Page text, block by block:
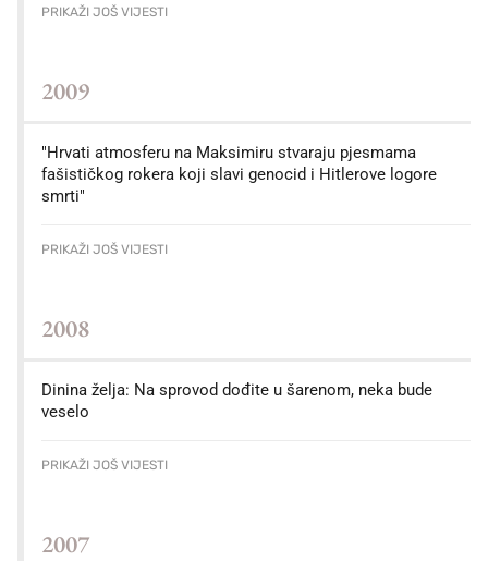
PRIKAŽI JOŠ VIJESTI
2009
"Hrvati atmosferu na Maksimiru stvaraju pjesmama
fašističkog rokera koji slavi genocid i Hitlerove logore
smrti"
PRIKAŽI JOŠ VIJESTI
2008
Dinina želja: Na sprovod dođite u šarenom, neka bude
veselo
PRIKAŽI JOŠ VIJESTI
2007